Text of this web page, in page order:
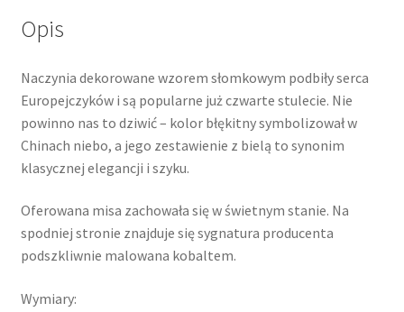
Opis
Naczynia dekorowane wzorem słomkowym podbiły serca
Europejczyków i są popularne już czwarte stulecie. Nie
powinno nas to dziwić – kolor błękitny symbolizował w
Chinach niebo, a jego zestawienie z bielą to synonim
klasycznej elegancji i szyku.
Oferowana misa zachowała się w świetnym stanie. Na
spodniej stronie znajduje się sygnatura producenta
podszkliwnie malowana kobaltem.
Wymiary: